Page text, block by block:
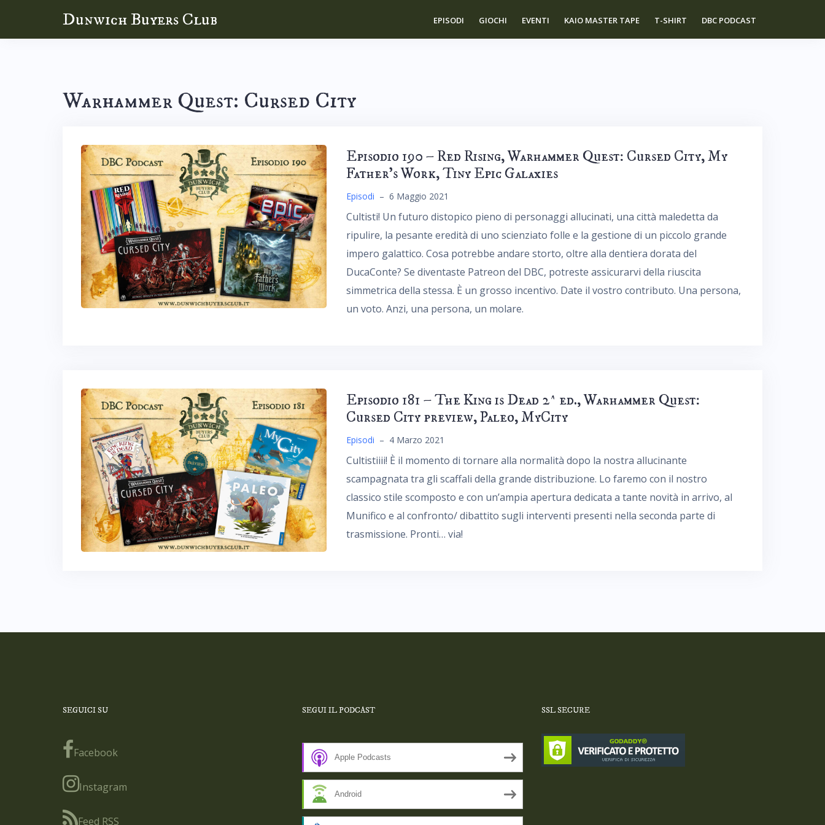
Dunwich Buyers Club EPISODI GIOCHI EVENTI KAIO MASTER TAPE T-SHIRT DBC PODCAST
Warhammer Quest: Cursed City
Episodio 190 – Red Rising, Warhammer Quest: Cursed City, My
Father’s Work, Tiny Epic Galaxies
Episodi – 6 Maggio 2021
Cultisti! Un futuro distopico pieno di personaggi allucinati, una città maledetta da
ripulire, la pesante eredità di uno scienziato folle e la gestione di un piccolo grande
impero galattico. Cosa potrebbe andare storto, oltre alla dentiera dorata del
DucaConte? Se diventaste Patreon del DBC, potreste assicurarvi della riuscita
simmetrica della stessa. È un grosso incentivo. Date il vostro contributo. Una persona,
un voto. Anzi, una persona, un molare.
Episodio 181 – The King is Dead 2^ ed., Warhammer Quest:
Cursed City preview, Paleo, MyCity
Episodi – 4 Marzo 2021
Cultistiiii! È il momento di tornare alla normalità dopo la nostra allucinante
scampagnata tra gli scaffali della grande distribuzione. Lo faremo con il nostro
classico stile scomposto e con un’ampia apertura dedicata a tante novità in arrivo, al
Munifico e al confronto/ dibattito sugli interventi presenti nella seconda parte di
trasmissione. Pronti… via!
SEGUICI SU
Facebook
Instagram
Feed RSS
SEGUI IL PODCAST
Apple Podcasts
Android
SSL SECURE